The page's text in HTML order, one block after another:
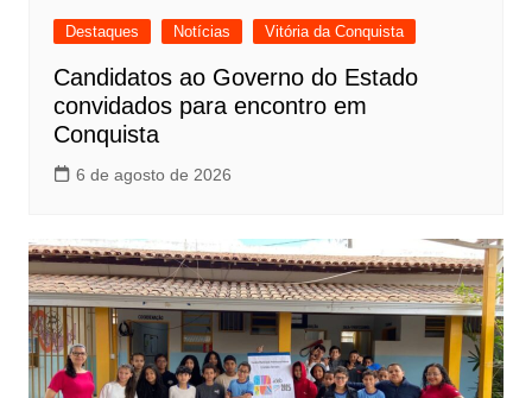
Destaques Notícias Vitória da Conquista
Candidatos ao Governo do Estado
convidados para encontro em
Conquista
6 de agosto de 2026